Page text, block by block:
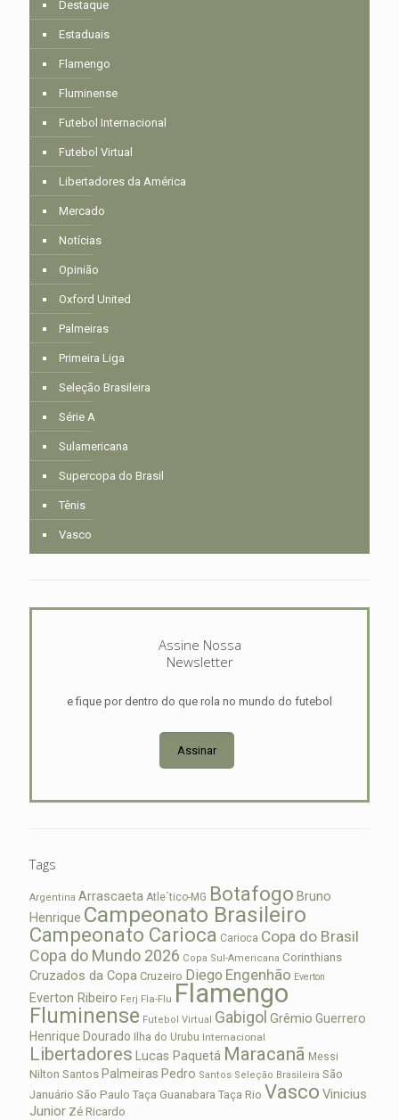
Destaque
Estaduais
Flamengo
Fluminense
Futebol Internacional
Futebol Virtual
Libertadores da América
Mercado
Notícias
Opinião
Oxford United
Palmeiras
Primeira Liga
Seleção Brasileira
Série A
Sulamericana
Supercopa do Brasil
Tênis
Vasco
Assine Nossa
Newsletter
e fique por dentro do que rola no mundo do futebol
Assinar
Tags
Argentina Arrascaeta Atle´tico-MG Botafogo Bruno
Henrique Campeonato Brasileiro
Campeonato Carioca Carioca Copa do Brasil
Copa do Mundo 2026 Copa Sul-Americana Corinthians
Cruzados da Copa Cruzeiro Diego Engenhão Everton
Everton Ribeiro Ferj Fla-Flu Flamengo
Fluminense Futebol Virtual Gabigol Grêmio Guerrero
Henrique Dourado Ilha do Urubu Internacional
Libertadores Lucas Paquetá Maracanã Messi
Nilton Santos Palmeiras Pedro Santos Seleção Brasileira São
Januário São Paulo Taça Guanabara Taça Rio Vasco Vinicius
Junior Zé Ricardo